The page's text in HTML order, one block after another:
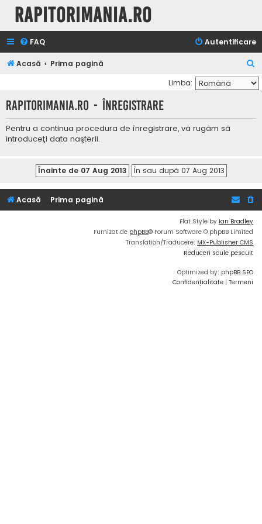
Rapitorimania.ro
FAQ Autentificare
Acasă Prima pagină
ă
u
Limba:
Rapitorimania.ro - Înregistrare
Pentru a continua procedura de înregistrare, vă rugăm să
introduceţi data naşterii.
Acasă Prima pagină
Flat Style by Ian Bradley
Furnizat de phpBB® Forum Software © phpBB Limited
Translation/Traducere: MX-Publisher CMS
Reduceri scule pescuit
Optimized by: phpBB SEO
Confidențialitate | Termeni